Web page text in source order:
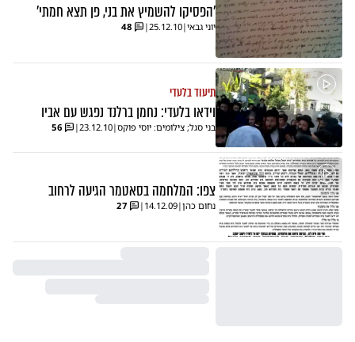
'הפסיקו להשמיץ את בני, פן תצא חמתי'
יוני גבאי|
25.12.10
|
48
תיעוד בלעדי
וידאו בלעדי: נחמן ברלנד נפגש עם אביו
בני סגל; צילומים: יוסי פוקס|
23.12.10
|
56
צפו: המלחמה בסאטמר הגיעה לרחוב
נחום כהן|
14.12.09
|
27